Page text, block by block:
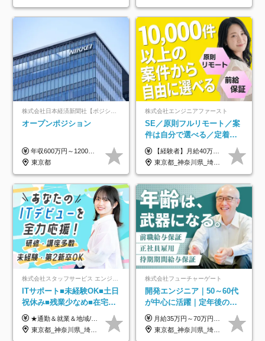
株式会社日本経済新聞社【ポジションマッチ登録】
オープンポジション
年収600万円～1200万円 ※上記年収は、想定年収です。住居費補助、子手当などの各種手当を含む金額です。 ※経験・能力等を考慮の上、当社規定により決定します。
東京都
株式会社エンジニアファースト
SE／原則フルリモート／案
件は自分で選べる／定着率
93%／20～30代活躍中！
【経験者】月給40万円～120万円(固定残業代含む)+各種手当 ★前職給与の総収入額を100％保証｜還元率84％〜100％ ★20代の平均年収570万円 ※月給には、みなし残業手当(月30時間／5万8000円以上)を含みます 超過分は別途追加支給 ※固定残業代は、時間外労働の有無に関わらず30時間分を、月5万8000円~15万7000円支給 ※上記を超える時間外労働分は追加で支給 【未経験者】月給21万円以上＋各種手当 固定残業なし(残業代発生分全額支給) ※6ヶ月の試用期間あり（※条件に変動なし） ▼単価連動性×還元率は84％～100％で収入の大幅UPが可能！ ・案件単価が月50万円の場合：年収417万円 ・案件単価が月70万円の場合：年収584万円 ・案件単価が月100万円の場合：年収834万円 ＜モデル年収＞ ▼400万円～500万円(入社初年度) ▼542万円～626万円(入社2年) ▼667万円～700万円(入社3年） ▼709万円～801万円(入社5年）
東京都_神奈川県_埼玉県_千葉県_大阪府_愛知県_北海道_青森県_岩手県_宮城県_秋田県_山形県_福島県_茨城県_栃木県_群馬県_新潟県_山梨県_長野県_富山県_石川県_福井県_静岡県_岐阜県_三重県_兵庫県_京都府_滋賀県_奈良県_和歌山県_広島県_岡山県_鳥取県_島根県_山口県_徳島県_香川県_愛媛県_高知県_福岡県_熊本県_佐賀県_長崎県_大分県_宮崎県_鹿児島県_沖縄県
ITサポート■未経験OK■土日
祝休み■残業少なめ■在宅実
績あり■約900種類のスキル
アップ講座あり■全国募集
★通勤＆就業＆地域/住宅＆役職手当あり ★残業代は全額支給 ★選べる給与制度あり！ ■東京・神奈川・千葉・埼玉勤務の場合 月給24.5万円～55万円＋諸手当 （残業代は全額支給） (20,000円の地域/住宅手当込み) ■愛知・京都・大阪・兵庫勤務の場合 月給24万円以上＋諸手当 （残業代は全額支給） (15,000円の地域/住宅手当込み) ■茨城・栃木・群馬・静岡・三重・滋賀・広島・福岡勤務の場合 月給23.5万円以上＋諸手当 （残業代は全額支給） (10,000円の地域/住宅手当込み) ■北海道・宮城・山梨・長野・岐阜・奈良・和歌山・岡山勤務の場合 月給23万円以上＋諸手当 （残業代は全額支給） (5,000円の地域/住宅手当込み) ■その他のエリア勤務の場合 月給22.5万円以上＋諸手当 （残業代は全額支給） ※経験や能力を考慮し、当社規定により優遇します 【昇給：年一回実施】 【選べる給与制度】 ★収入を重視する方に… 「変動型人事制度」の選択も可能（派遣先からの評価に応じて収入アップ！） ※年2回のタイミングで希望者と面談の上決定します。
東京都_神奈川県_埼玉県_千葉県_大阪府_愛知県_北海道_岩手県_宮城県_山形県_福島県_茨城県_栃木県_群馬県_山梨県_長野県_富山県_石川県_静岡県_岐阜県_三重県_兵庫県_京都府_滋賀県_奈良県_広島県_岡山県_山口県_愛媛県_福岡県_熊本県_長崎県
株式会社フューチャーゲート
開発エンジニア｜50～60代
が中心に活躍｜定年後の給
与減ナシ｜年収50万円アッ
プ実績／昇給率92％（直近3
年）
月給35万円～70万円（固定残業代30時間分63,869円～を含む）+賞与年1回 ※30時間を超える分は別途支給します ●これまでのご経験・スキル・前職給与をできる限り考慮します ●待機期間も給与を100％支給します ●試用期間中も給与や福利厚生は同じです ≪年収を維持しながら長く働けます！≫ 一般的な企業では55歳や60歳を機に年収が下がりますが、 当社は役職などではなく「スキルや経験」で評価。 エンジニアとして長く働きながら あなたにふさわしい年収を維持できます！
東京都_神奈川県_埼玉県_千葉県